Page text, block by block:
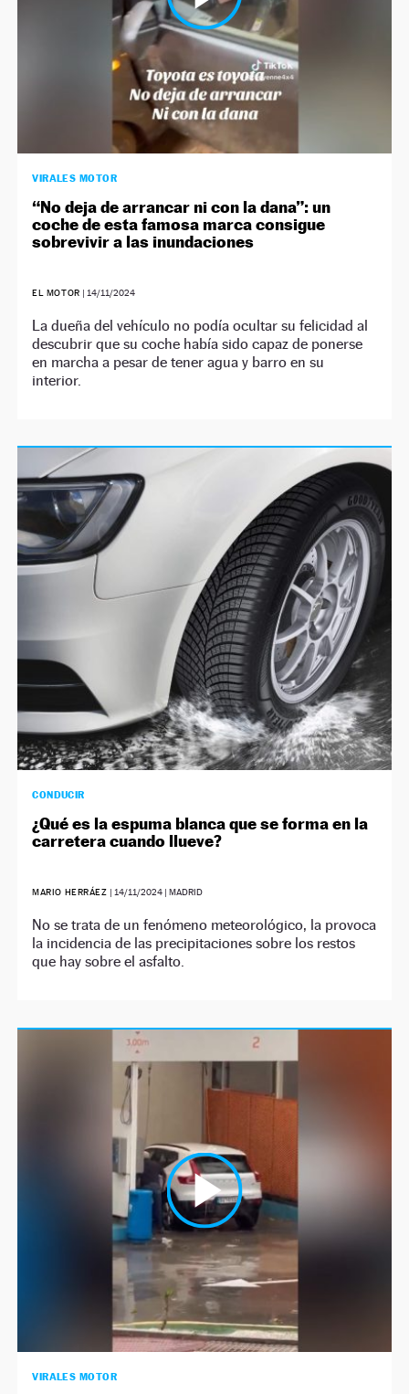
VIRALES MOTOR
“No deja de arrancar ni con la dana”: un
coche de esta famosa marca consigue
sobrevivir a las inundaciones
EL MOTOR | 14/11/2024
La dueña del vehículo no podía ocultar su felicidad al
descubrir que su coche había sido capaz de ponerse
en marcha a pesar de tener agua y barro en su
interior.
CONDUCIR
¿Qué es la espuma blanca que se forma en la
carretera cuando llueve?
MARIO HERRÁEZ | 14/11/2024| MADRID
No se trata de un fenómeno meteorológico, la provoca
la incidencia de las precipitaciones sobre los restos
que hay sobre el asfalto.
VIRALES MOTOR